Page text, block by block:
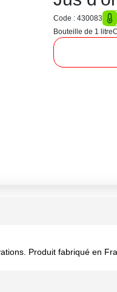
Code : 430083
Bouteille de 1 litre
Produit fabriqué en